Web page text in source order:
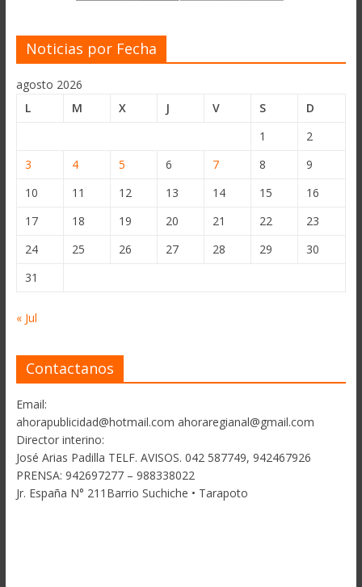
Noticias por Fecha
agosto 2026
L
M X J V S
D
1
2
3
4 5 6 7 8
9
10
11 12 13 14 15
16
17
18 19 20 21 22
23
24
25 26 27 28 29
30
31
« Jul
Contactanos
Email:
ahorapublicidad@hotmail.com ahoraregianal@gmail.com
Director interino:
José Arias Padilla TELF. AVISOS. 042 587749, 942467926
PRENSA: 942697277 – 988338022
Jr. España N° 211Barrio Suchiche • Tarapoto